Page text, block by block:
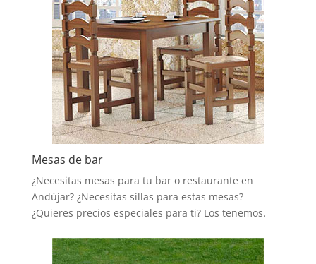
Mesas de bar
¿Necesitas mesas para tu bar o restaurante en
Andújar? ¿Necesitas sillas para estas mesas?
¿Quieres precios especiales para ti? Los tenemos.